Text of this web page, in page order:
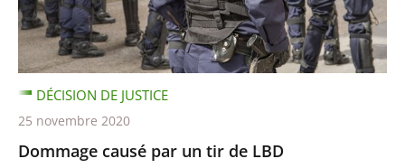
Dommage causé par un tir de LBD
DÉCISION DE JUSTICE
25 novembre 2020